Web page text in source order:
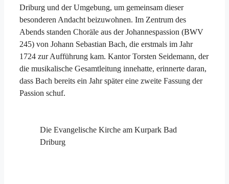
Driburg und der Umgebung, um gemeinsam dieser
besonderen Andacht beizuwohnen. Im Zentrum des
Abends standen Choräle aus der Johannespassion (BWV
245) von Johann Sebastian Bach, die erstmals im Jahr
1724 zur Aufführung kam. Kantor Torsten Seidemann, der
die musikalische Gesamtleitung innehatte, erinnerte daran,
dass Bach bereits ein Jahr später eine zweite Fassung der
Passion schuf.
Die Evangelische Kirche am Kurpark Bad
Driburg